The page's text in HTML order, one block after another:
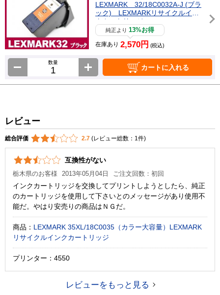
LEXMARK 32/18C0032A-J (ブラ
ック) LEXMARKリサイクルイン
クカートリッジ
純正より13%お得
在庫あり 2,570円 (税込)
数量
カートに入れる
レビュー
総合評価 2.7 (レビュー総数：1件)
互換性がない
栃木県のお客様 2013年05月04日 ご注文回数：初回
インクカートリッジを交換してプリントしようとしたら、純正
のカートリッジを使用して下さいとのメッセージがあり使用不
能だ。やはり安売りの商品はＮＧだ。
商品： LEXMARK 35XL/18C0035（カラー大容量）LEXMARK
リサイクルインクカートリッジ
プリンター：4550
レビューをもっと見る